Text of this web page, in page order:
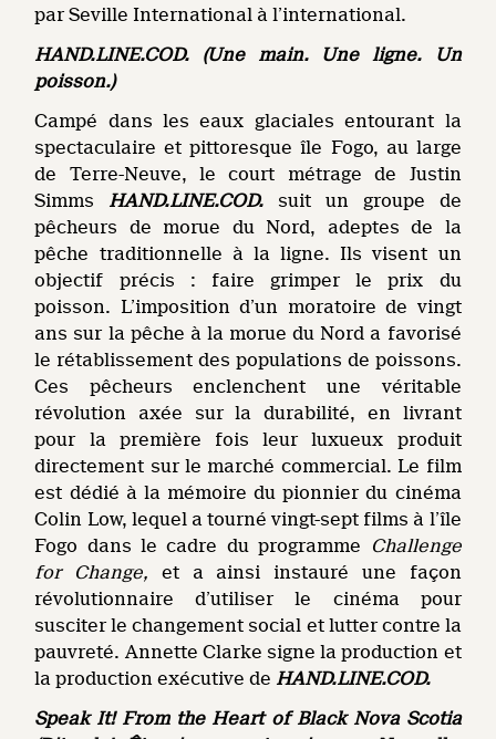
par Seville International à l’international.
HAND.LINE.COD. (Une main. Une ligne. Un
poisson.)
Campé dans les eaux glaciales entourant la
spectaculaire et pittoresque île Fogo, au large
de Terre-Neuve, le court métrage de Justin
Simms HAND.LINE.COD. suit un groupe de
pêcheurs de morue du Nord, adeptes de la
pêche traditionnelle à la ligne. Ils visent un
objectif précis : faire grimper le prix du
poisson. L’imposition d’un moratoire de vingt
ans sur la pêche à la morue du Nord a favorisé
le rétablissement des populations de poissons.
Ces pêcheurs enclenchent une véritable
révolution axée sur la durabilité, en livrant
pour la première fois leur luxueux produit
directement sur le marché commercial. Le film
est dédié à la mémoire du pionnier du cinéma
Colin Low, lequel a tourné vingt-sept films à l’île
Fogo dans le cadre du programme
Challenge
for Change, et a ainsi instauré une façon
révolutionnaire d’utiliser le cinéma pour
susciter le changement social et lutter contre la
pauvreté. Annette Clarke signe la production et
la production exécutive de HAND.LINE.COD.
Speak It! From the Heart of Black Nova Scotia